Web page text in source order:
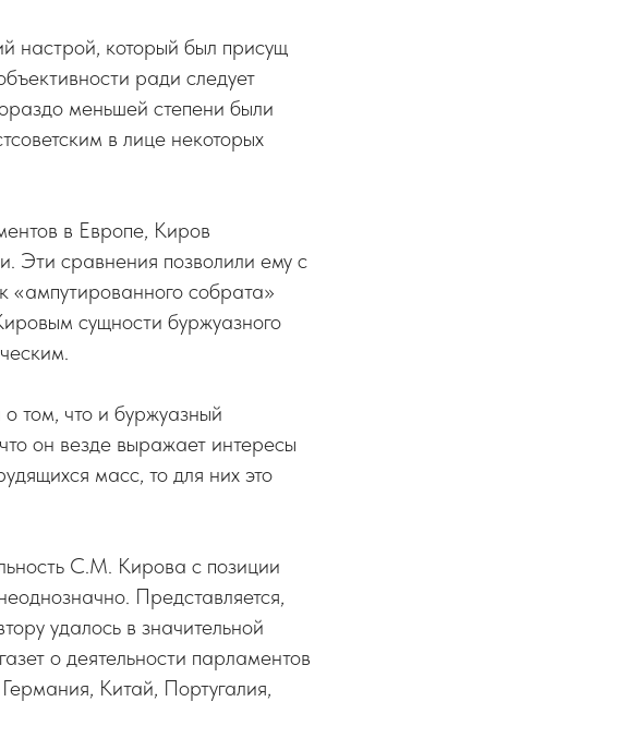
настрой, который был присущ
ради следует
меньшей степени были
в лице некоторых
в Европе, Киров
Эти сравнения позволили ему с
«ампутированного собрата»
сущности буржуазного
том, что и буржуазный
он везде выражает интересы
масс, то для них это
С.М. Кирова с позиции
Представляется,
удалось в значительной
о деятельности парламентов
Китай, Португалия,